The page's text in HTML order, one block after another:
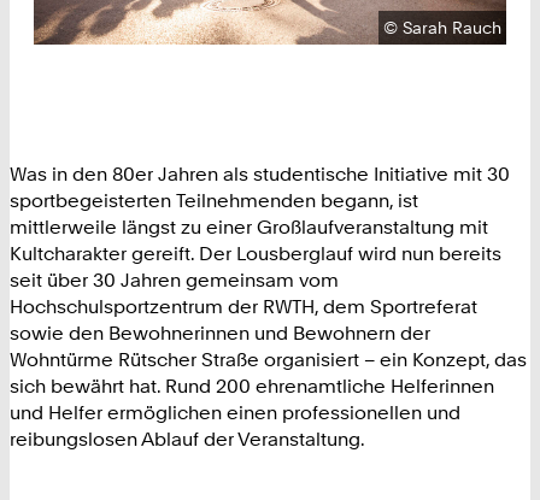
Urheberrecht:
©Sarah Rauch
Was in den 80er Jahren als studentische Initiative mit 30
sportbegeisterten Teilnehmenden begann, ist
mittlerweile längst zu einer Großlaufveranstaltung mit
Kultcharakter gereift. Der Lousberglauf wird nun bereits
seit über 30 Jahren gemeinsam vom
Hochschulsportzentrum der RWTH, dem Sportreferat
sowie den Bewohnerinnen und Bewohnern der
Wohntürme Rütscher Straße organisiert – ein Konzept, das
sich bewährt hat. Rund 200 ehrenamtliche Helferinnen
und Helfer ermöglichen einen professionellen und
reibungslosen Ablauf der Veranstaltung.